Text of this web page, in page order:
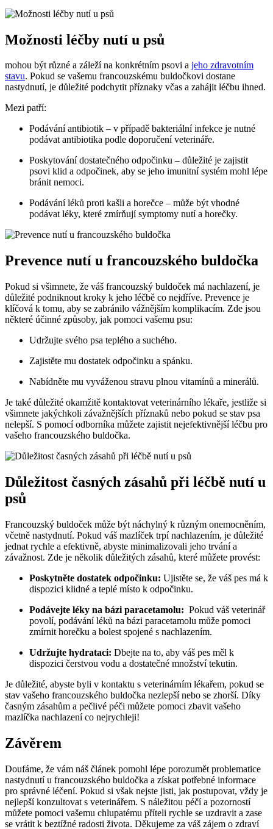
Možnosti léčby nutí ⁢u psů
mohou být ⁣různé ⁣a ⁢záleží na konkrétním⁤ psovi a ⁤ jeho zdravotním
stavu. Pokud​ se vašemu francouzskému buldočkovi ​dostane
‌nastydnutí, ⁢je ⁣důležité podchytit příznaky včas ⁢a​ zahájit ​léčbu ihned.
Mezi patří:
Podávání antibiotik – v případě⁤ bakteriální infekce ‌je nutné
podávat antibiotika podle ​doporučení ​veterináře.
Poskytování dostatečného odpočinku – důležité ⁢je zajistit⁤
psovi klid a odpočinek, aby se ⁣jeho‌ imunitní systém mohl lépe
bránit nemoci.
Podávání léků proti‍ kašli a horečce – může být vhodné
podávat léky, které zmírňují​ symptomy ⁤nutí a horečky.
Prevence​ nutí u francouzského ‍buldočka
Pokud si všimnete, že ⁤váš francouzský⁤ buldoček má ⁤nachlazení, je
důležité ⁣podniknout ⁢kroky k jeho ⁤léčbě co nejdříve.⁤ Prevence je
klíčová k ‌tomu, ⁤aby ⁤se‍ zabránilo vážnějším komplikacím. Zde jsou
některé ⁢účinné způsoby, jak pomoci ‌vašemu psu:
Udržujte ⁢svého psa teplého⁤ a suchého.
Zajistěte mu dostatek ‍odpočinku a​ spánku.
Nabídněte mu vyváženou stravu plnou vitamínů⁤ a ⁢minerálů.
Je také důležité okamžitě ​kontaktovat veterinárního lékaře, jestliže si
všimnete jakýchkoli ⁢závažnějších příznaků nebo pokud se ‍stav psa
nelepší. S pomocí odborníka můžete ​zajistit nejefektivnější‌ léčbu pro
‌vašeho francouzského buldočka.
Důležitost časných zásahů při léčbě nutí ‍u
psů
Francouzský buldoček může být náchylný k různým⁤ onemocněním,
včetně nastydnutí. Pokud váš ⁢mazlíček ⁣trpí ​nachlazením, je⁣ důležité
jednat rychle a efektivně, ⁣abyste minimalizovali jeho⁣ trvání a
závažnost. Zde ‍je několik důležitých zásahů, které můžete⁢ provést:
Poskytněte dostatek odpočinku: Ujistěte se, že váš​ pes má ⁣k
⁤dispozici klidné ⁢a teplé místo k odpočinku.
Podávejte léky na bázi paracetamolu: ‍ Pokud váš veterinář
‍povolí, podávání léků na bázi⁢ paracetamolu může⁢ pomoci‌
zmírnit horečku ‌a bolest spojené s⁤ nachlazením.
Udržujte ⁢hydrataci: Dbejte na to, aby‌ váš pes měl k
‍dispozici čerstvou vodu a dostatečné ⁤množství tekutin.
Je důležité,⁤ abyste byli v⁤ kontaktu s veterinárním lékařem, pokud‍ se
stav vašeho francouzského buldočka ⁣nezlepší ​nebo se zhorší. Díky
časným⁣ zásahům a pečlivé péči můžete pomoci‍ zbavit ⁤vašeho
mazlíčka⁤ nachlazení co nejrychleji!
Závěrem
Doufáme, že⁤ vám ⁤náš článek⁤ pomohl⁤ lépe porozumět problematice
nastydnutí ​u‌ francouzského buldočka a získat potřebné informace
pro ⁤správné ‍léčení. Pokud si ‍však⁤ nejste jisti, jak postupovat, vždy ​je
nejlepší konzultovat s ⁢veterinářem. S náležitou ⁤péčí ​a pozorností
můžete pomoci vašemu chlupatému příteli rychle se uzdravit a zase
se vrátit k beztížné radosti života. Děkujeme za⁤ váš ​zájem⁤ o zdraví